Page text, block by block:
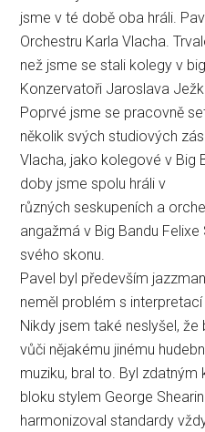
jsme v té době oba hráli.
Orchestru Karla Vlacha.
než jsme se stali kolegy v
Konzervatoři Jaroslava
Poprvé jsme se pracovně
několik svých studiových
Vlacha, jako kolegové v Big
doby jsme spolu hráli v
různých seskupeních a
angažmá v Big Bandu
svého skonu.
Pavel byl především
neměl problém s
Nikdy jsem také neslyšel,
vůči nějakému jinému
muziku, bral to. Byl
bloku stylem George
harmonizoval standardy